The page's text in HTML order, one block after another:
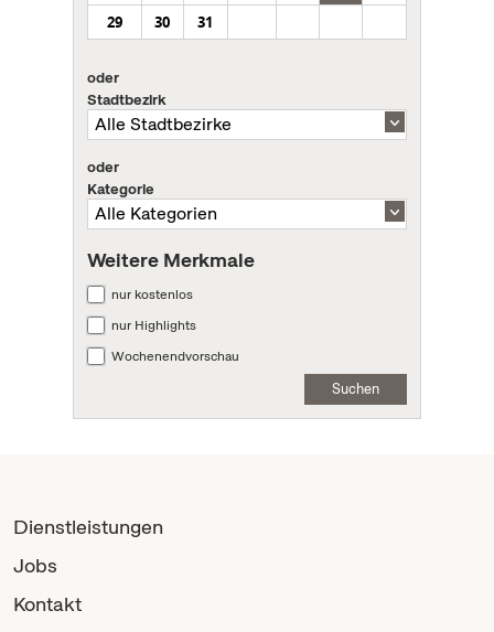
29
30 31
oder
Stadtbezirk
oder
Kategorie
Weitere Merkmale
nur kostenlos
nur Highlights
Wochenendvorschau
Suchen
Dienstleistungen
Jobs
Kontakt